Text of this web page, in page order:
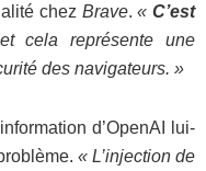
chez Brave.« C’est
cela représente une
des navigateurs. »
d’OpenAI lui-
« L’injection de